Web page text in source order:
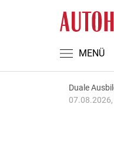
MENÜ
Duale